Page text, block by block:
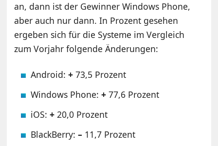
an, dann ist der Gewinner Windows Phone,
aber auch nur dann. In Prozent gesehen
ergeben sich für die Systeme im Vergleich
zum Vorjahr folgende Änderungen:
Android: + 73,5 Prozent
Windows Phone:+ 77,6 Prozent
iOS:+ 20,0 Prozent
BlackBerry:– 11,7 Prozent